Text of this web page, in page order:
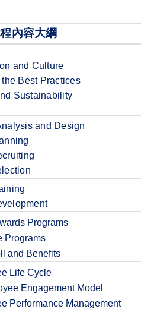
內容大綱
and Culture
the Best Practices
Sustainability
and Design
Programs
Programs
and Benefits
Life Cycle
Engagement Model
Performance Management